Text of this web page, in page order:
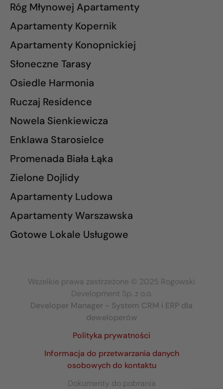
Róg Młynowej Apartamenty
Apartamenty Kopernik
Apartamenty Konopnickiej
Słoneczne Tarasy
Osiedle Harmonia
Ruczaj Residence
Nowela Sienkiewicza
Enklawa Starosielce
Promenada Biała Łąka
Zielone Dojlidy
Apartamenty Ludowa
Apartamenty Warszawska
Gotowe Lokale Usługowe
Wszelkie prawa zastrzeżone © 2025 Rogowski
Development Sp. z o.o.
Developer Manager - System CRM i ERP dla
deweloperów
Polityka prywatności
Informacja do przetwarzania danych
osobowych do kontaktu
Dokumenty do pobrania